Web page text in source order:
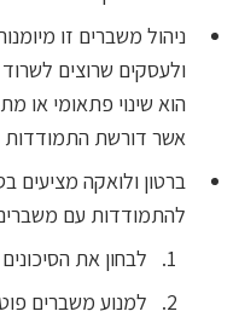
ניהול משברים זו
ולעסקים שרוצים
הוא שינוי פתאומי או
אשר דורשת התמודדות
להתמודדות עם
לבחון את
למנוע משברים